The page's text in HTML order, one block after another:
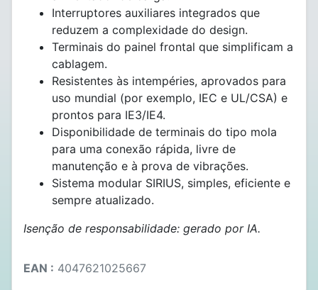
Interruptores auxiliares integrados que
reduzem a complexidade do design.
Terminais do painel frontal que simplificam a
cablagem.
Resistentes às intempéries, aprovados para
uso mundial (por exemplo, IEC e UL/CSA) e
prontos para IE3/IE4.
Disponibilidade de terminais do tipo mola
para uma conexão rápida, livre de
manutenção e à prova de vibrações.
Sistema modular SIRIUS, simples, eficiente e
sempre atualizado.
Isenção de responsabilidade: gerado por IA.
EAN : 4047621025667